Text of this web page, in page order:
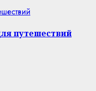
путешествий